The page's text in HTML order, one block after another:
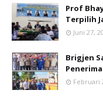
Prof
Terpilih
Juni 27,
Brigjen
Februari